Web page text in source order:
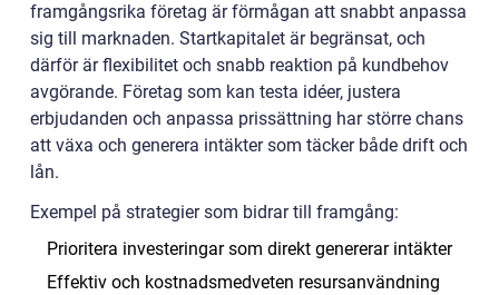
framgångsrika företag är förmågan att snabbt anpassa
sig till marknaden. Startkapitalet är begränsat, och
därför är flexibilitet och snabb reaktion på kundbehov
avgörande. Företag som kan testa idéer, justera
erbjudanden och anpassa prissättning har större chans
att växa och generera intäkter som täcker både drift och
lån.
Exempel på strategier som bidrar till framgång:
Prioritera investeringar som direkt genererar intäkter
Effektiv och kostnadsmedveten resursanvändning